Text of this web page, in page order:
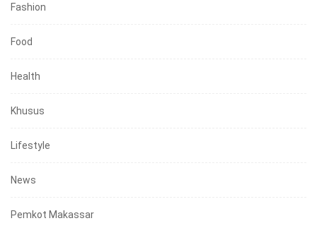
Fashion
Food
Health
Khusus
Lifestyle
News
Pemkot Makassar